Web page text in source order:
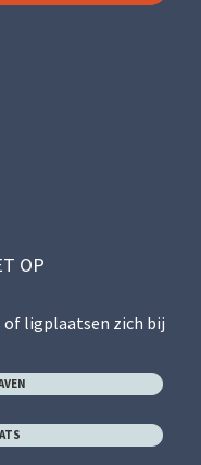
OP
of ligplaatsen zich bij